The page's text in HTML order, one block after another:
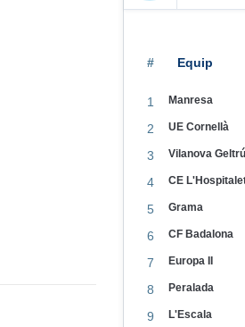
#
1 Manresa
2 UE Cornellà
3 Vilanova Geltrú
4 CE
5 Grama
6 CF Badalona
7 Europa II
8 Peralada
9 L'Escala